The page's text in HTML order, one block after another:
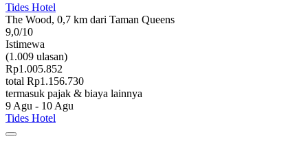
Tides Hotel
The Wood, 0,7 km dari Taman Queens
9,0/10
Istimewa
(1.009 ulasan)
Rp1.005.852
total Rp1.156.730
termasuk pajak & biaya lainnya
9 Agu - 10 Agu
Tides Hotel